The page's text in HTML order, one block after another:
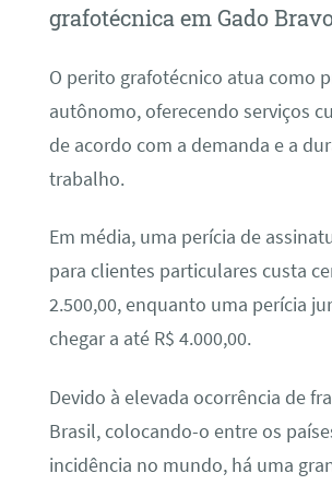
grafotécnica em Gado
O perito grafotécnico atua como
autônomo, oferecendo serviços
de acordo com a demanda e a
trabalho.
Em média, uma perícia de
para clientes particulares custa
2.500,00, enquanto uma perícia
chegar a até R$ 4.000,00.
Devido à elevada ocorrência de
Brasil, colocando-o entre os
incidência no mundo, há uma